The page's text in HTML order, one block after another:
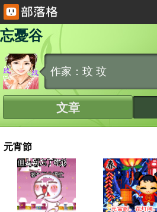
忘憂谷
作家：玟 玟
文章
元宵節